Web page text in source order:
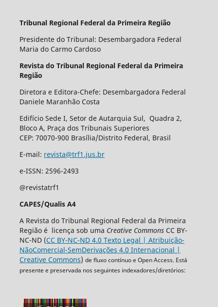
Tribunal Regional Federal da Primeira Região
Presidente do Tribunal: Desembargadora Federal
Maria do Carmo Cardoso
Revista do Tribunal Regional Federal da Primeira
Região
Diretora e Editora-Chefe: Desembargadora Federal
Daniele Maranhão Costa
Edifício Sede I, Setor de Autarquia Sul, Quadra 2,
Bloco A, Praça dos Tribunais Superiores
CEP: 70070-900 Brasília/Distrito Federal, Brasil
E-mail: revista@trf1.jus.br
e-ISSN: 2596-2493
@revistatrf1
CAPES/Qualis A4
A Revista do Tribunal Regional Federal da Primeira
Região é licença sob uma Creative CommonsCC BY-
NC-ND (CC BY-NC-ND 4.0 Texto Legal | Atribuição-
NãoComercial-SemDerivações 4.0 Internacional |
Creative Commons) de fluxo contínuo e Open Access. Está
presente e preservada nos seguintes indexadores/diretórios: